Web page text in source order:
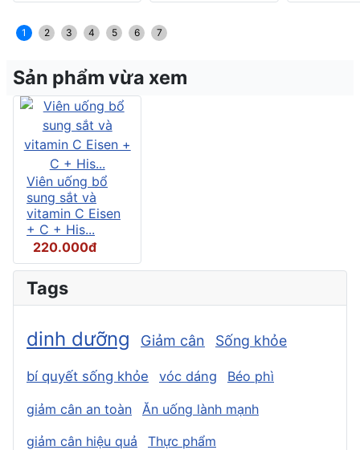
1 2 3 4 5 6 7
Sản phẩm vừa xem
Viên uống bổ
sung sắt và
vitamin C Eisen
+ C + His...
220.000đ
Tags
dinh dưỡng Giảm cân Sống khỏe
bí quyết sống khỏe vóc dáng Béo phì
giảm cân an toàn
Ăn uống lành mạnh
giảm cân hiệu quả
Thực phẩm